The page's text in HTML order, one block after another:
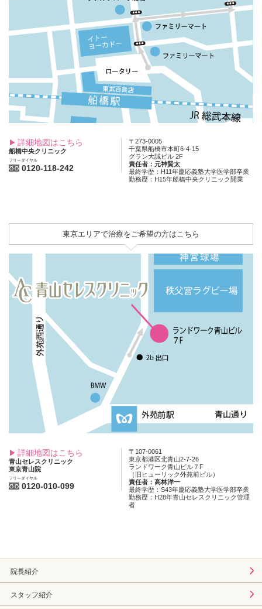
詳細地図はこちら
船橋中央クリニック
フリーダイヤル
0120-118-242
〒273-0005
千葉県船橋市本町6-4-15
グラン大誠ビル 2F
責任者：元神賢太
最終学歴：H11年慶応義塾大学医学部卒業
勤務歴：H15年船橋中央クリニック開業
東京エリアで治療をご希望の方はこちら
詳細地図はこちら
青山セレスクリニック
東京青山院
フリーダイヤル
0120-010-099
〒107-0061
東京都港区北青山2-7-26
ランドワーク青山ビル７F
（旧ヒューリック外苑前ビル）
責任者：高林洋一
最終学歴：S43年慶応義塾大学医学部卒業
勤務歴：H28年青山セレスクリニック管理
者
院長紹介
スタッフ紹介